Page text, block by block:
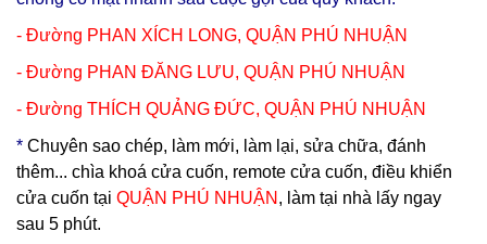
- Đường PHAN XÍCH LONG, QUẬN PHÚ NHUẬN
- Đường PHAN ĐĂNG LƯU, QUẬN PHÚ NHUẬN
- Đường THÍCH QUẢNG ĐỨC, QUẬN PHÚ NHUẬN
* Chuyên sao chép, làm mới, làm lại, sửa chữa, đánh
thêm... chìa khoá cửa cuốn, remote cửa cuốn, điều khiển
cửa cuốn tại QUẬN PHÚ NHUẬN , làm tại nhà lấy ngay
sau 5 phút.